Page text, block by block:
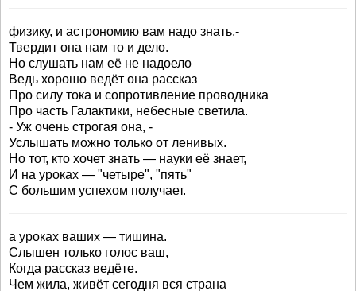
физику, и астрономию вам надо знать,-
Твердит она нам то и дело.
Но слушать нам её не надоело
Ведь хорошо ведёт она рассказ
Про силу тока и сопротивление проводника
Про часть Галактики, небесные светила.
- Уж очень строгая она, -
Услышать можно только от ленивых.
Но тот, кто хочет знать — науки её знает,
И на уроках — "четыре", "пять"
С большим успехом получает.
а уроках ваших — тишина.
Слышен только голос ваш,
Когда рассказ ведёте.
Чем жила, живёт сегодня вся страна